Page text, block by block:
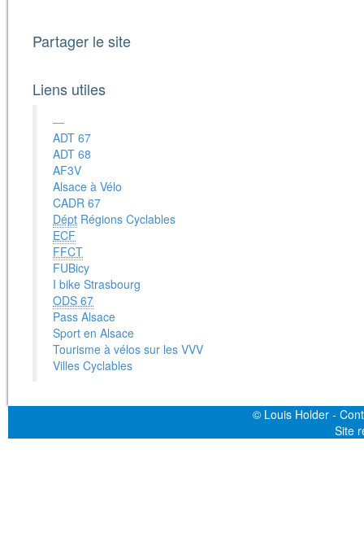
Partager le site
Liens utiles
ADT 67
ADT 68
AF3V
Alsace à Vélo
CADR 67
Dépt Régions Cyclables
ECF
FFCT
FUBicy
I bike Strasbourg
ODS 67
Pass Alsace
Sport en Alsace
Tourisme à vélos sur les VVV
Villes Cyclables
© Louis Holder -
Site